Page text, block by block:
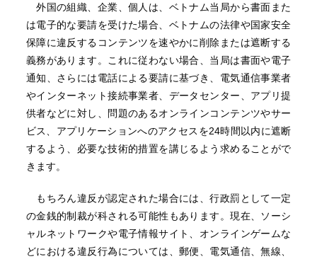
外国の組織、企業、個人は、ベトナム当局から書面また
は電子的な要請を受けた場合、ベトナムの法律や国家安全
保障に違反するコンテンツを速やかに削除または遮断する
義務があります。これに従わない場合、当局は書面や電子
通知、さらには電話による要請に基づき、電気通信事業者
やインターネット接続事業者、データセンター、アプリ提
供者などに対し、問題のあるオンラインコンテンツやサー
ビス、アプリケーションへのアクセスを24時間以内に遮断
するよう、必要な技術的措置を講じるよう求めることがで
きます。
もちろん違反が認定された場合には、行政罰として一定
の金銭的制裁が科される可能性もあります。現在、ソーシ
ャルネットワークや電子情報サイト、オンラインゲームな
どにおける違反行為については、郵便、電気通信、無線、